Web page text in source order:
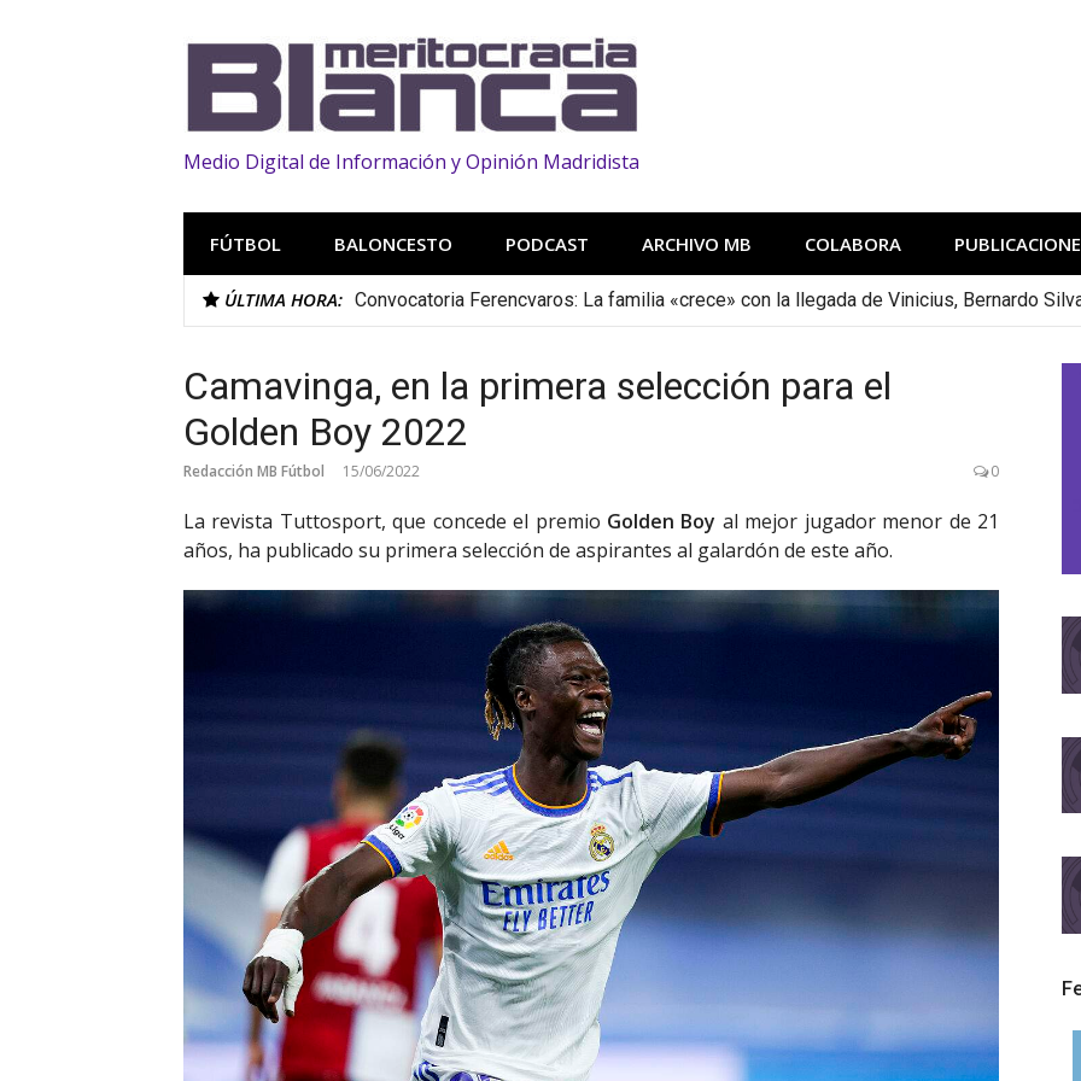
Medio Digital de Información y Opinión Madridista
FÚTBOL BALONCESTO PODCAST ARCHIVO MB COLABORA
ÚLTIMA HORA: Convocatoria Ferencvaros: La familia «crece» con la llegada de Vinicius, Bernardo
Camavinga, en la primera selección para el
Golden Boy 2022
Redacción MB Fútbol 15/06/2022 0
La revista Tuttosport, que concede el premio Golden Boy al mejor jugador menor de 21
años, ha publicado su primera selección de aspirantes al galardón de este año.